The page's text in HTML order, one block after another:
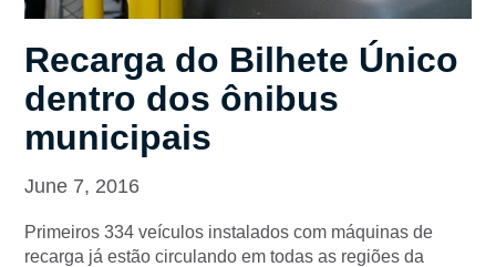
Recarga do Bilhete Único
dentro dos ônibus
municipais
June 7, 2016
Primeiros 334 veículos instalados com máquinas de
recarga já estão circulando em todas as regiões da